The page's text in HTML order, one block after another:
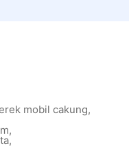
mobil cakung,
,
,